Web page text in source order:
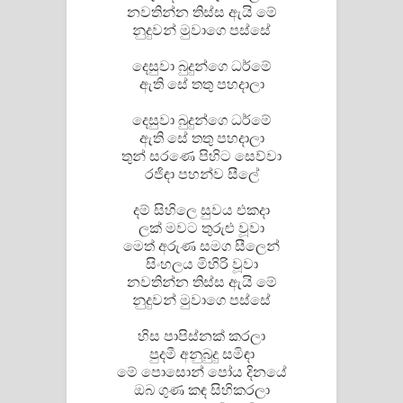
විමයි හිමි ගීතයේ පද පෙළ
නවතින්න තිස්ස ඇයි මේ
නුදුවන් මුවාගෙ පස්සේ
දෙසුවා බුදුන්ගෙ ධර්මේ
ඇති සේ තතු පහදාලා
දෙසුවා බුදුන්ගෙ ධර්මේ
ඇති සේ තතු පහදාලා
තුන් සරණෙ පිහිට සෙව්වා
රජිඳා පහන්ව සීලේ
දම් සිහිලෙ සුවය එකදා
ලක් මවට තුරුළු වූවා
මෙත් අරුණ සමග සීලෙන්
සිංහලය මිහිරි වූවා
නවතින්න තිස්ස ඇයි මේ
නුදුවන් මුවාගෙ පස්සේ
හිස පාපිස්නක් කරලා
පුදමී අනුබුදු සමිඳා
මේ පොසොන් පෝය දිනයේ
ඔබ ගුණ කඳ සිහිකරලා